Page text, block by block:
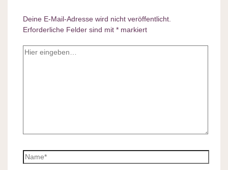
Deine E-Mail-Adresse wird nicht veröffentlicht.
Erforderliche Felder sind mit *markiert